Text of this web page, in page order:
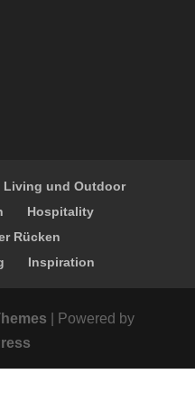
Living und Outdoor
Hospitality
Rücken
Inspiration
| Powered by